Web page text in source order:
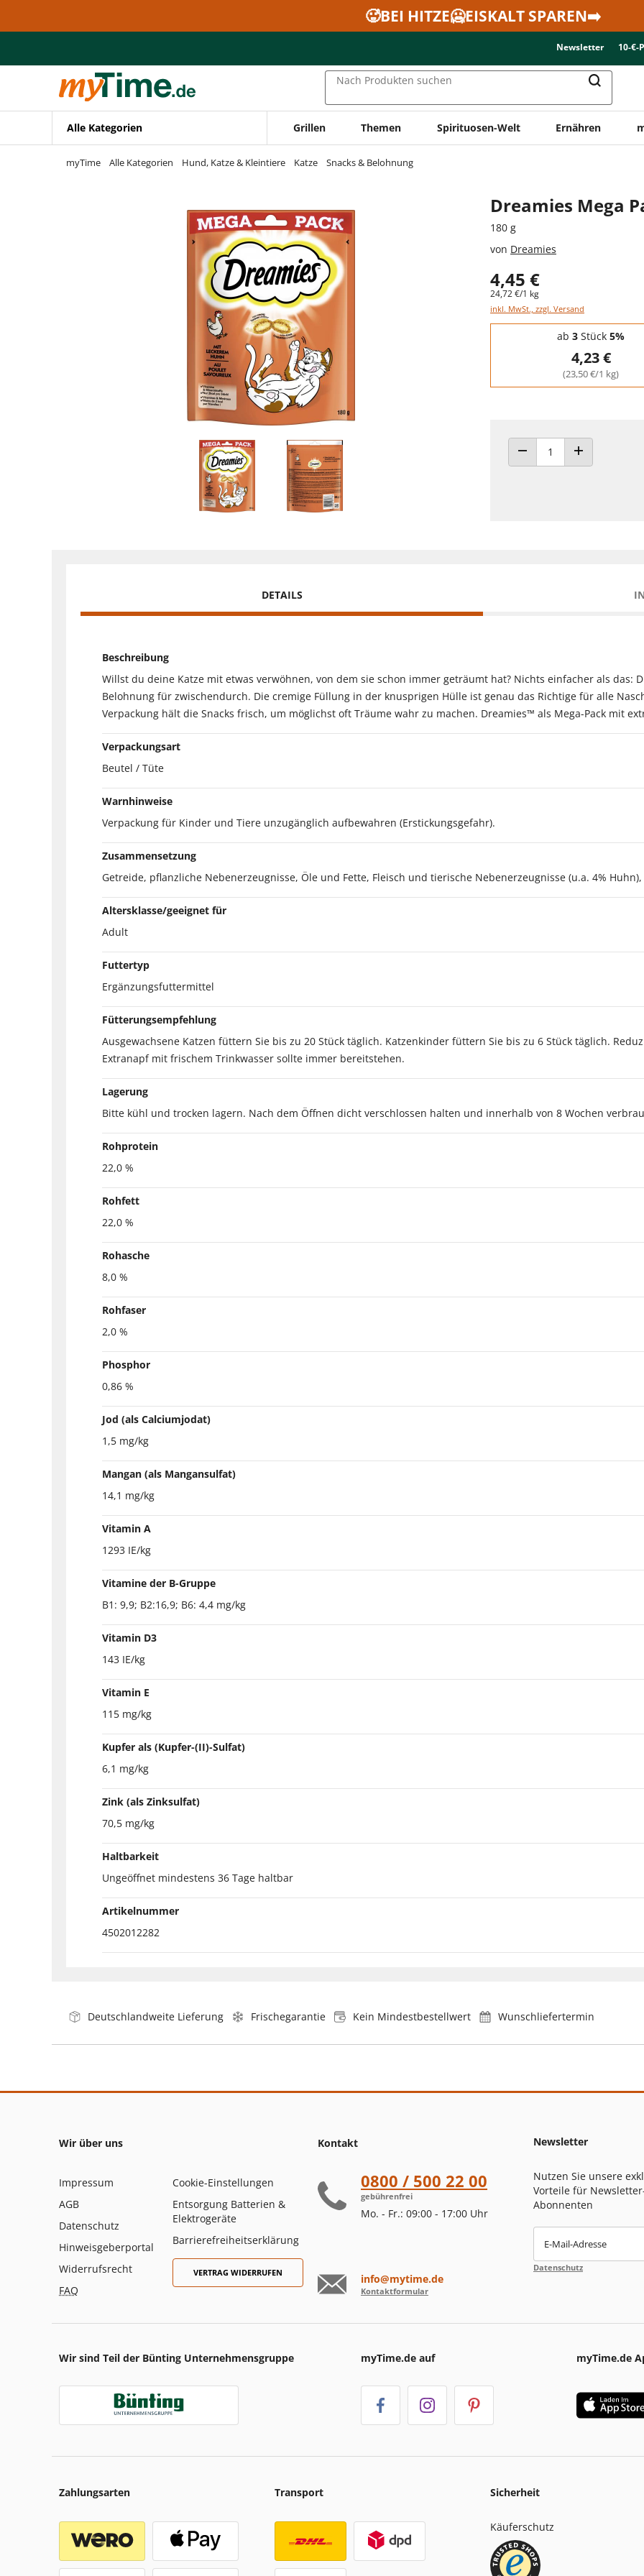
Zur Navigation springen
🥵BEI HITZE🥶EISKALT SPAREN➡️
Newsletter 10-€-
Nach Produkten suchen
Alle Kategorien Grillen Themen Spirituosen-Welt Ernähren
myTime Alle Kategorien Hund, Katze & Kleintiere Katze Snacks & Belohnung
Dreamies Mega
180 g
von Dreamies
4,45 €
24,72 €/1 kg
inkl. MwSt., zzgl. Versand
Staffelpreise - Mengenrabatt
ab 3 Stück 5%
4,23 €
(23,50 €/1 kg)
ANZAHL VERRINGERN
ANZAHL
DETAILS
Beschreibung
Willst du deine Katze mit etwas verwöhnen, von dem sie schon immer geträumt hat? Nichts einfacher als das:
Belohnung für zwischendurch. Die cremige Füllung in der knusprigen Hülle ist genau das Richtige für alle
Verpackung hält die Snacks frisch, um möglichst oft Träume wahr zu machen. Dreamies™ als Mega-Pack mit
Verpackungsart
Beutel / Tüte
Warnhinweise
Verpackung für Kinder und Tiere unzugänglich aufbewahren (Erstickungsgefahr).
Zusammensetzung
Getreide, pflanzliche Nebenerzeugnisse, Öle und Fette, Fleisch und tierische Nebenerzeugnisse (u.a. 4%
Altersklasse/geeignet für
Adult
Futtertyp
Ergänzungsfuttermittel
Fütterungsempfehlung
Ausgewachsene Katzen füttern Sie bis zu 20 Stück täglich. Katzenkinder füttern Sie bis zu 6 Stück täglich.
Extranapf mit frischem Trinkwasser sollte immer bereitstehen.
Lagerung
Bitte kühl und trocken lagern. Nach dem Öffnen dicht verschlossen halten und innerhalb von 8 Wochen
Rohprotein
22,0 %
Rohfett
22,0 %
Rohasche
8,0 %
Rohfaser
2,0 %
Phosphor
0,86 %
Jod (als Calciumjodat)
1,5 mg/kg
Mangan (als Mangansulfat)
14,1 mg/kg
Vitamin A
1293 IE/kg
Vitamine der B-Gruppe
B1: 9,9; B2:16,9; B6: 4,4 mg/kg
Vitamin D3
143 IE/kg
Vitamin E
115 mg/kg
Kupfer als (Kupfer-(II)-Sulfat)
6,1 mg/kg
Zink (als Zinksulfat)
70,5 mg/kg
Haltbarkeit
Ungeöffnet mindestens 36 Tage haltbar
Artikelnummer
4502012282
Deutschlandweite Lieferung Frischegarantie Kein Mindestbestellwert Wunschliefertermin
Wir über uns
Impressum
AGB
Datenschutz
Hinweisgeberportal
Widerrufsrecht
FAQ
Cookie-Einstellungen
Entsorgung Batterien &
Elektrogeräte
Barrierefreiheitserklärung
VERTRAG WIDERRUFEN
Kontakt
0800 / 500 22 00
gebührenfrei
Mo. - Fr.: 09:00 - 17:00 Uhr
info@mytime.de
Kontaktformular
Newsletter
Nutzen Sie unsere
Vorteile für
Abonnenten
E-Mail-Adresse
Datenschutz
Wir sind Teil der Bünting Unternehmensgruppe myTime.de auf myTime.de
Zahlungsarten Transport Sicherheit
Käuferschutz